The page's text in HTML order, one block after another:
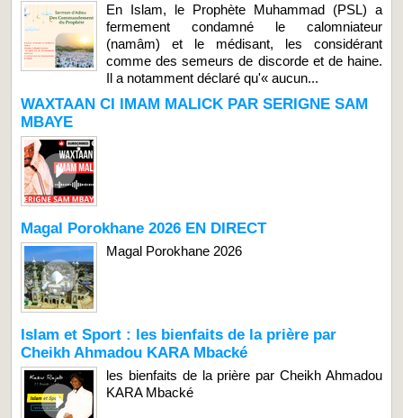
En Islam, le Prophète Muhammad (PSL) a
fermement condamné le calomniateur
(namâm) et le médisant, les considérant
comme des semeurs de discorde et de haine.
Il a notamment déclaré qu'« aucun...
WAXTAAN CI IMAM MALICK PAR SERIGNE SAM
MBAYE
Magal Porokhane 2026 EN DIRECT
Magal Porokhane 2026
Islam et Sport : les bienfaits de la prière par
Cheikh Ahmadou KARA Mbacké
les bienfaits de la prière par Cheikh Ahmadou
KARA Mbacké